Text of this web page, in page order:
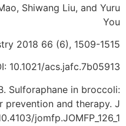
Shiwang Liu, and Yuru
You
2018 66 (6), 1509-1515
10.1021/acs.jafc.7b05913
Sulforaphane in broccoli:
prevention and therapy. J
jomfp.JOMFP_126_1